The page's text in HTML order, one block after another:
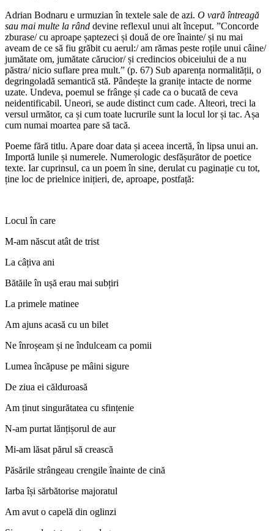
Adrian Bodnaru e urmuzian în textele sale de azi. O vară întreagă
sau mai multe la rând devine reflexul unui alt început. ”Concorde
zburase/ cu aproape șaptezeci și două de ore înainte/ și nu mai
aveam de ce să fiu grăbit cu aerul:/ am rămas peste roțile unui câine/
jumătate om, jumătate cărucior/ și credincios obiceiului de a nu
păstra/ nicio suflare prea mult.” (p. 67) Sub aparența normalității, o
degringoladă semantică stă. Pândește la granițe intacte de norme
uzate. Undeva, poemul se frânge și cade ca o bucată de ceva
neidentificabil. Uneori, se aude distinct cum cade. Alteori, treci la
versul următor, ca și cum toate lucrurile sunt la locul lor și tac. Așa
cum numai moartea pare să tacă.
Poeme fără titlu. Apare doar data și aceea incertă, în lipsa unui an.
Importă lunile și numerele. Numerologic desfășurător de poetice
texte. Iar cuprinsul, ca un poem în sine, derulat cu paginație cu tot,
ține loc de prielnice inițieri, de, aproape, postfață:
Locul în care
M-am născut atât de trist
La câțiva ani
Bătăile în ușă erau mai subțiri
La primele matinee
Am ajuns acasă cu un bilet
Ne înroșeam și ne îndulceam ca pomii
Lumea încăpuse pe mâini sigure
De ziua ei călduroasă
Am ținut singurătatea cu sfințenie
N-am purtat lănțișorul de aur
Mi-am lăsat părul să crească
Păsările strângeau crengile înainte de cină
Iarba își sărbătorise majoratul
Am avut o capelă din oglinzi